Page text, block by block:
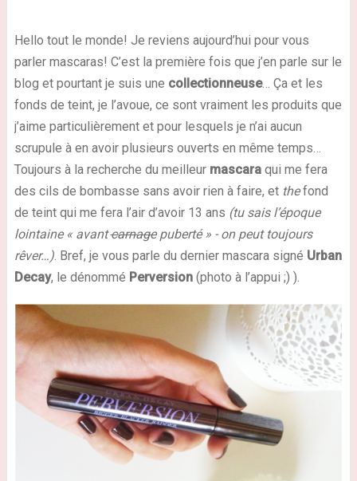
Hello tout le monde! Je reviens aujourd’hui pour vous
parler mascaras! C’est la première fois que j’en parle sur le
blog et pourtant je suis une collectionneuse… Ça et les
fonds de teint, je l’avoue, ce sont vraiment les produits que
j’aime particulièrement et pour lesquels je n’ai aucun
scrupule à en avoir plusieurs ouverts en même temps…
Toujours à la recherche du meilleur mascaraqui me fera
des cils de bombasse sans avoir rien à faire, et thefond
de teint qui me fera l’air d’avoir 13 ans (tu sais l’époque
lointaine « avantcarnagepuberté » - on peut toujours
rêver…). Bref, je vous parle du dernier mascara signé Urban
Decay, le dénommé Perversion(photo à l’appui ;) ).